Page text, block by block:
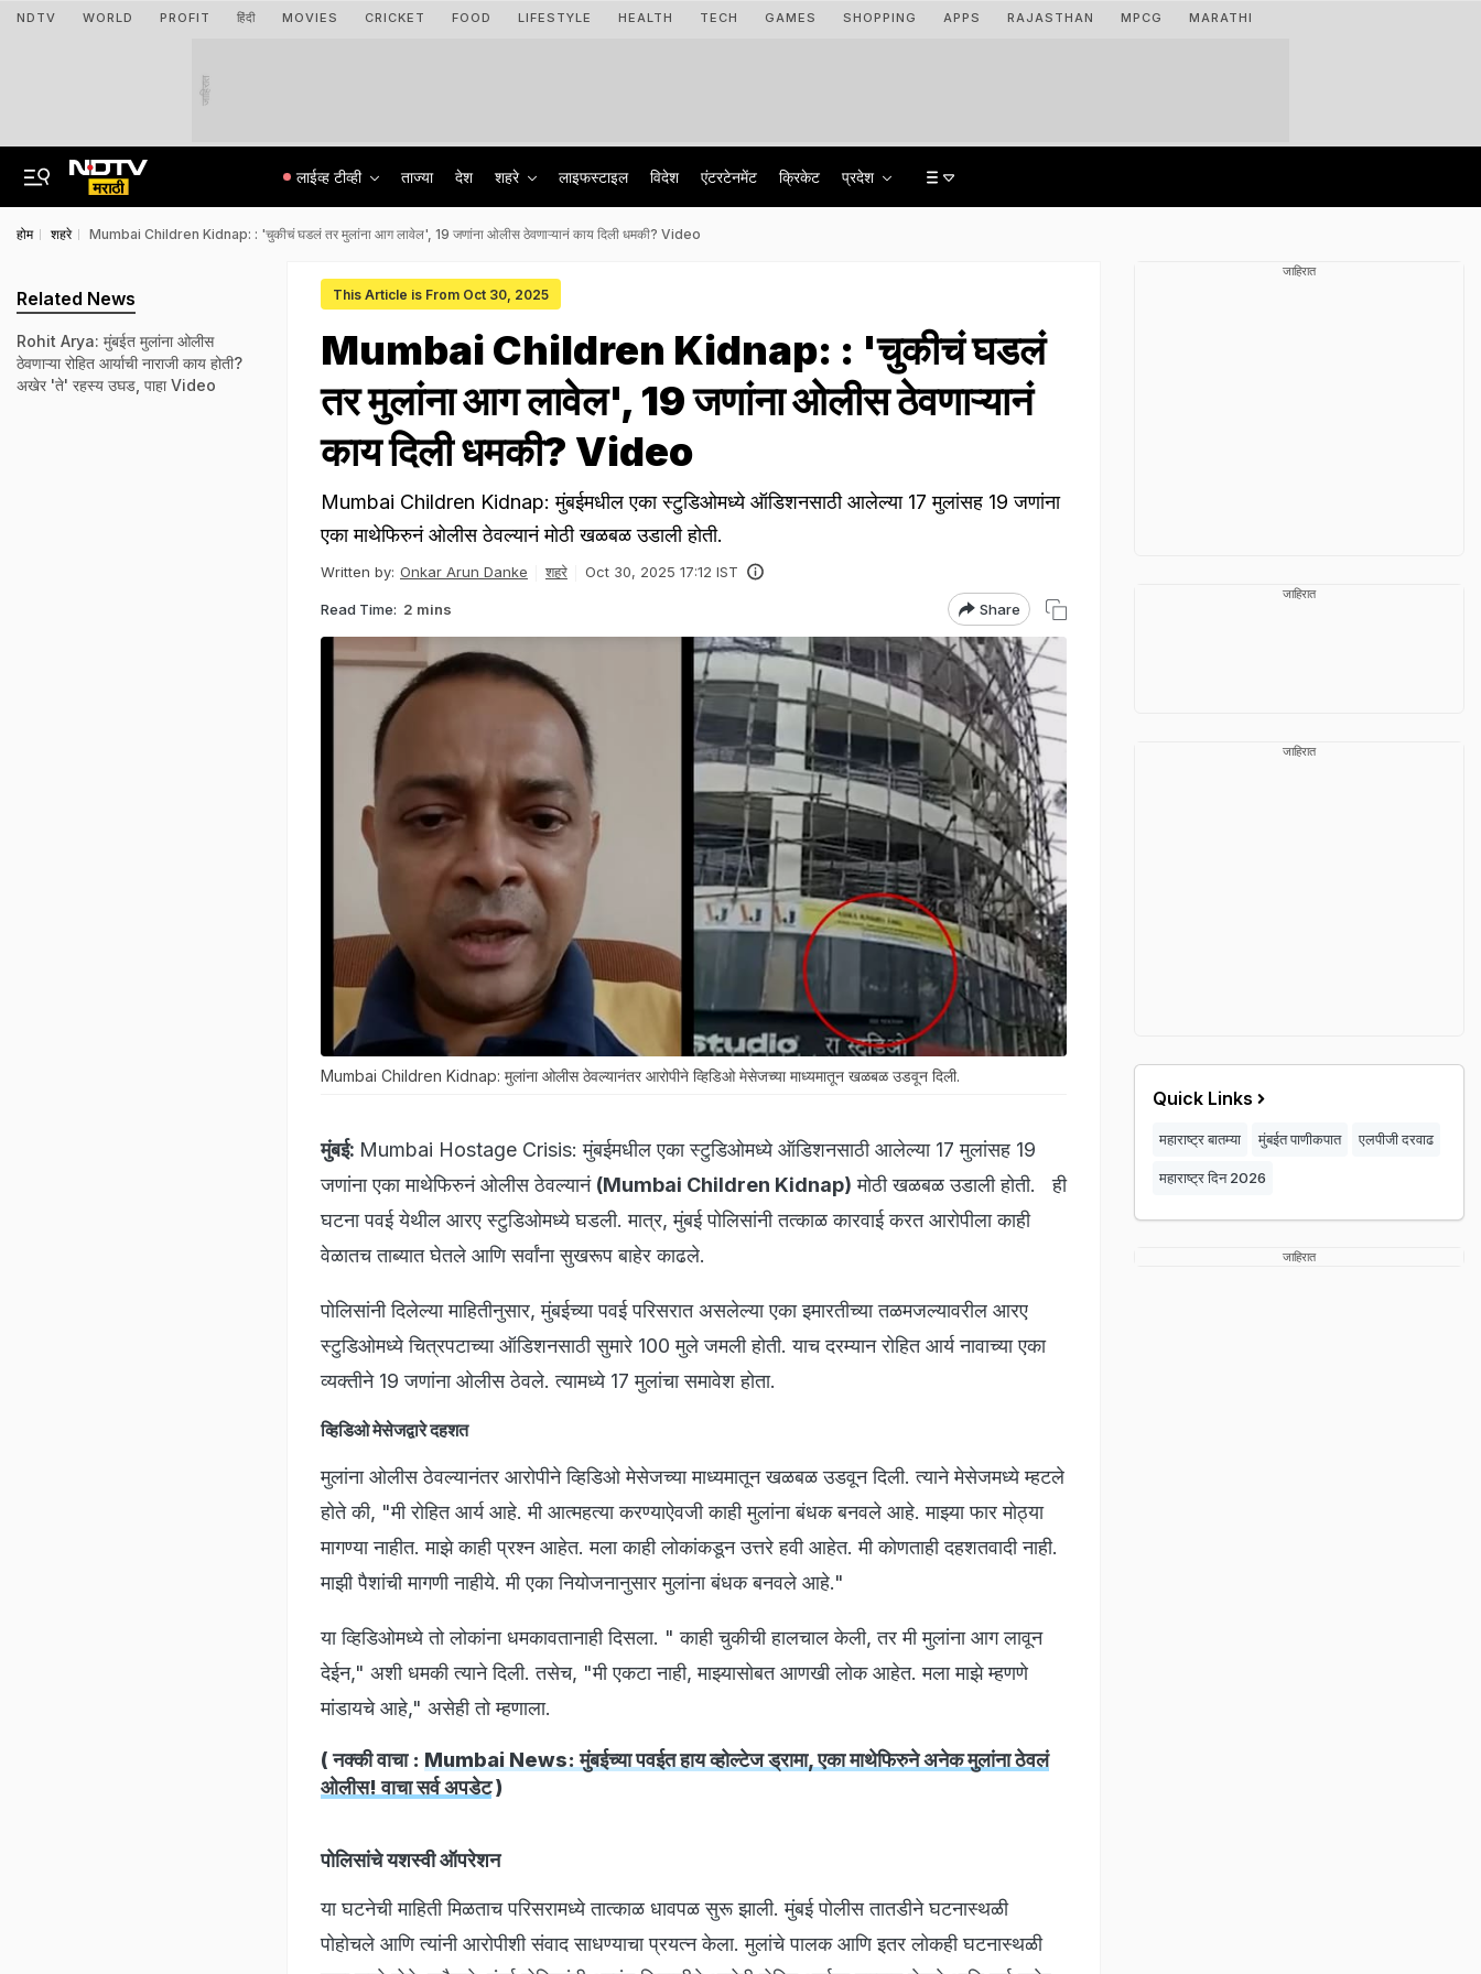
NDTV WORLD PROFIT हिंदी MOVIES CRICKET FOOD LIFESTYLE HEALTH TECH GAMES SHOPPING APPS RAJASTHAN MPCG MARATHI
जाहिरात
लाईव्ह टीव्ही ताज्या देश शहरे लाइफस्टाइल विदेश एंटरटेनमेंट क्रिकेट प्रदेश
होम शहरे Mumbai Children Kidnap: : 'चुकीचं घडलं तर मुलांना आग लावेल', 19 जणांना ओलीस ठेवणाऱ्यानं काय दिली धमकी? Video
This Article is From Oct 30, 2025
Mumbai Children Kidnap: : 'चुकीचं घडलं
तर मुलांना आग लावेल', 19 जणांना ओलीस ठेवणाऱ्यानं
काय दिली धमकी? Video
Mumbai Children Kidnap: मुंबईमधील एका स्टुडिओमध्ये ऑडिशनसाठी आलेल्या 17 मुलांसह 19 जणांना
एका माथेफिरुनं ओलीस ठेवल्यानं मोठी खळबळ उडाली होती.
Written by: Onkar Arun Danke शहरे Oct 30, 2025 17:12 IST
Read Time: 2 mins Share
Mumbai Children Kidnap: मुलांना ओलीस ठेवल्यानंतर आरोपीने व्हिडिओ मेसेजच्या माध्यमातून खळबळ उडवून दिली.
मुंबई: Mumbai Hostage Crisis: मुंबईमधील एका स्टुडिओमध्ये ऑडिशनसाठी आलेल्या 17 मुलांसह 19
जणांना एका माथेफिरुनं ओलीस ठेवल्यानं (Mumbai Children Kidnap) मोठी खळबळ उडाली होती. ही
घटना पवई येथील आरए स्टुडिओमध्ये घडली. मात्र, मुंबई पोलिसांनी तत्काळ कारवाई करत आरोपीला काही
वेळातच ताब्यात घेतले आणि सर्वांना सुखरूप बाहेर काढले.
पोलिसांनी दिलेल्या माहितीनुसार, मुंबईच्या पवई परिसरात असलेल्या एका इमारतीच्या तळमजल्यावरील आरए
स्टुडिओमध्ये चित्रपटाच्या ऑडिशनसाठी सुमारे 100 मुले जमली होती. याच दरम्यान रोहित आर्य नावाच्या एका
व्यक्तीने 19 जणांना ओलीस ठेवले. त्यामध्ये 17 मुलांचा समावेश होता.
व्हिडिओ मेसेजद्वारे दहशत
मुलांना ओलीस ठेवल्यानंतर आरोपीने व्हिडिओ मेसेजच्या माध्यमातून खळबळ उडवून दिली. त्याने मेसेजमध्ये म्हटले
होते की, "मी रोहित आर्य आहे. मी आत्महत्या करण्याऐवजी काही मुलांना बंधक बनवले आहे. माझ्या फार मोठ्या
मागण्या नाहीत. माझे काही प्रश्न आहेत. मला काही लोकांकडून उत्तरे हवी आहेत. मी कोणताही दहशतवादी नाही.
माझी पैशांची मागणी नाहीये. मी एका नियोजनानुसार मुलांना बंधक बनवले आहे."
या व्हिडिओमध्ये तो लोकांना धमकावतानाही दिसला. " काही चुकीची हालचाल केली, तर मी मुलांना आग लावून
देईन," अशी धमकी त्याने दिली. तसेच, "मी एकटा नाही, माझ्यासोबत आणखी लोक आहेत. मला माझे म्हणणे
मांडायचे आहे," असेही तो म्हणाला.
( नक्की वाचा : Mumbai News: मुंबईच्या पवईत हाय व्होल्टेज ड्रामा, एका माथेफिरुने अनेक मुलांना ठेवलं
ओलीस! वाचा सर्व अपडेट)
पोलिसांचे यशस्वी ऑपरेशन
या घटनेची माहिती मिळताच परिसरामध्ये तात्काळ धावपळ सुरू झाली. मुंबई पोलीस तातडीने घटनास्थळी
पोहोचले आणि त्यांनी आरोपीशी संवाद साधण्याचा प्रयत्न केला. मुलांचे पालक आणि इतर लोकही घटनास्थळी
Related News
Rohit Arya: मुंबईत मुलांना ओलीस
ठेवणाऱ्या रोहित आर्याची नाराजी काय होती?
अखेर 'ते' रहस्य उघड, पाहा Video
जाहिरात
जाहिरात
जाहिरात
Quick Links
महाराष्ट्र बातम्या मुंबईत पाणीकपात एलपीजी दरवाढ
महाराष्ट्र दिन 2026
जाहिरात